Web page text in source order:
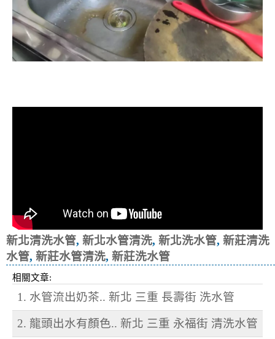
新北清洗水管, 新北水管清洗, 新北洗水管, 新莊清洗
水管, 新莊水管清洗, 新莊洗水管
相關文章:
1. 水管流出奶茶.. 新北 三重 長壽街 洗水管
2. 龍頭出水有顏色.. 新北 三重 永福街 清洗水管